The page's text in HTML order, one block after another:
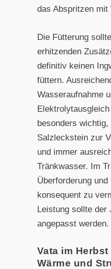
das Abspritzen mit
Die Fütterung
erhitzenden
definitiv keinen
füttern.
Wasseraufnahme
besonders
Salzleckstein zur
und immer
Tränkwasser. Im
Überforderung
konsequent zu
Leistung sollte der
angepasst werden.
Vata im
Wärme und